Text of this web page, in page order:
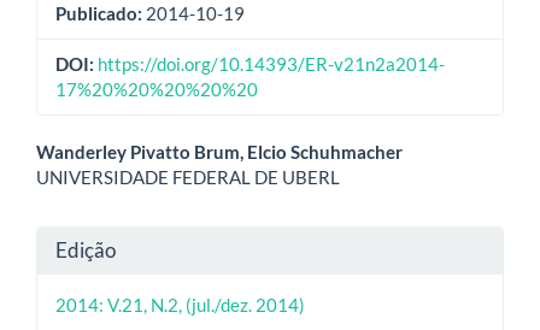
Publicado: 2014-10-19
DOI: https://doi.org/10.14393/ER-v21n2a2014-
17%20%20%20%20%20
Conteúdo
artigo
Wanderley Pivatto Brum, Elcio Schuhmacher
UNIVERSIDADE FEDERAL DE UBERL
Detalhes
do
Edição
2014: V.21, N.2, (jul./dez. 2014)